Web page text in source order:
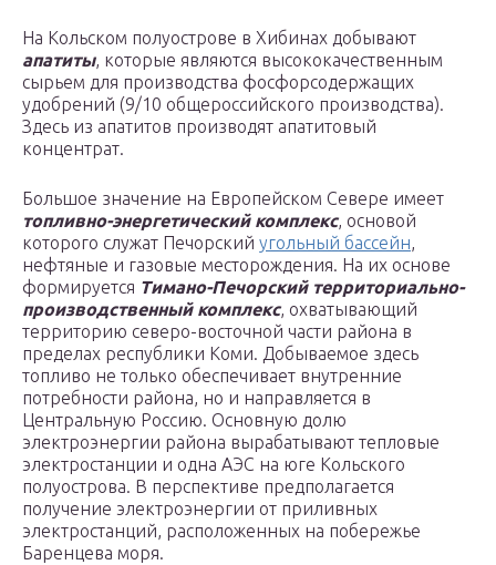
На Кольском полуострове в Хибинах добывают
апатиты, которые являются высококачественным
сырьем для производства фосфорсодержащих
удобрений (9/10 общероссийского производства).
Здесь из апатитов производят апатитовый
концентрат.
Большое значение на Европейском Севере имеет
топливно-энергетический комплекс, основой
которого служат Печорский угольный бассейн,
нефтяные и газовые месторождения. На их основе
формируется Тимано-Печорский территориально-
производственный комплекс, охватывающий
территорию северо-восточной части района в
пределах республики Коми. Добываемое здесь
топливо не только обеспечивает внутренние
потребности района, но и направляется в
Центральную Россию. Основную долю
электроэнергии района вырабатывают тепловые
электростанции и одна АЭС на юге Кольского
полуострова. В перспективе предполагается
получение электроэнергии от приливных
электростанций, расположенных на побережье
Баренцева моря.